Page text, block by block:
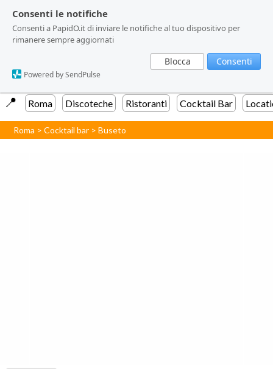
Consenti le notifiche
Consenti a PapidO.it di inviare le notifiche al tuo dispositivo per
rimanere sempre aggiornati
Blocca Consenti
Powered by SendPulse
Consenti le notifiche
Consenti a PapidO.it di inviare le notifiche al tuo dispositivo per
rimanere sempre aggiornati
Blocca Consenti
Powered by SendPulse
📍️ Roma Discoteche Ristoranti Cocktail Bar
Roma >Cocktail bar >Buseto